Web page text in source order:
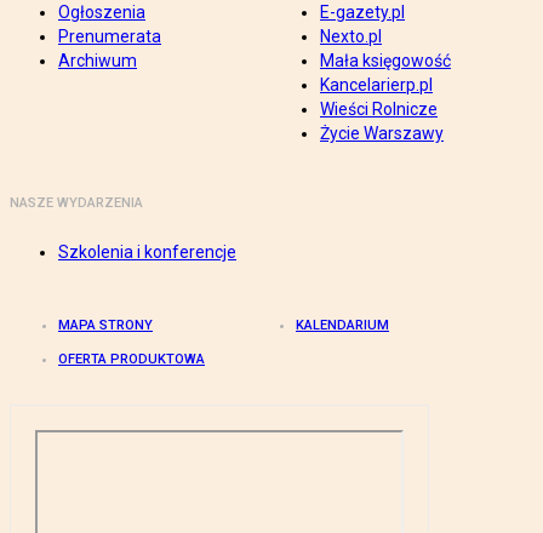
Ogłoszenia
Prenumerata
Archiwum
E-gazety.pl
Nexto.pl
Mała księgowość
Kancelarierp.pl
Wieści Rolnicze
Życie Warszawy
NASZE WYDARZENIA
Szkolenia i konferencje
MAPA STRONY KALENDARIUM
OFERTA PRODUKTOWA